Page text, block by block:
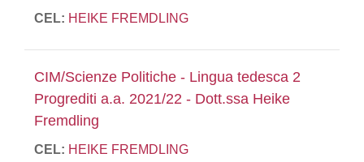
CEL: HEIKE FREMDLING
CIM/Scienze Politiche - Lingua tedesca 2
Progrediti a.a. 2021/22 - Dott.ssa Heike
Fremdling
CEL: HEIKE FREMDLING